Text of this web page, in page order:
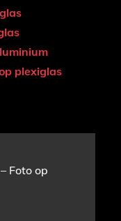
plexiglas
Foto op